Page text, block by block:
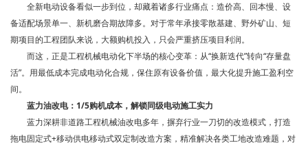
全新电动设备看似一步到位，却藏着诸多行业痛点：造价高、回本慢、设
备适配场景单一、新机磨合期故障多。对于常年承接零散基建、野外矿山、短
期项目的工程团队来说，大额购机投入，只会严重挤压项目利润。
而这，正是工程机械电动化下半场的核心变革：从“换新迭代”转向“存量盘
活”。用最低成本完成电动化合规，保住原有设备价值，最大化提升施工盈利空
间。
蓝力油改电：1/5购机成本， 解锁同级电动施工实力
蓝力深耕非道路工程机械油改电多年，摒弃行业一刀切的改造模式，打造
拖电固定式+移动供电移动式双定制改造方案，精准解决各类工地改造难题，对